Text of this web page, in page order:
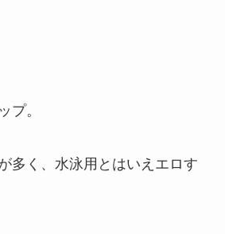
プ。
多く、水泳用とはいえエロす